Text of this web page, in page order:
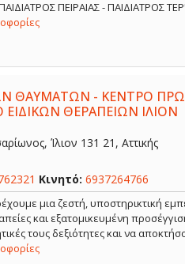
ΠΕΙΡΑΙΑΣ - ΠΑΙΔΙΑΤΡΟΣ
ΘΑΥΜΑΤΩΝ - ΚΕΝΤΡΟ
ΕΙΔΙΚΩΝ ΘΕΡΑΠΕΙΩΝ ΙΛΙΟΝ
Ίλιον 131 21, Αττικής
Κινητό: 6937264766
μια ζεστή, υποστηρικτική
και εξατομικευμένη
τους δεξιότητες και να